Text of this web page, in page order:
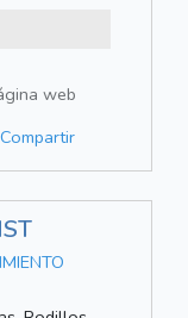
web
Compartir